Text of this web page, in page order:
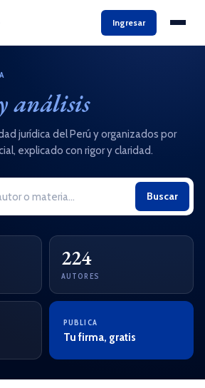
Ingresar
análisis
jurídica del Perú y organizados por
explicado con rigor y claridad.
Buscar
224
AUTORES
PUBLICA
Tu firma, gratis